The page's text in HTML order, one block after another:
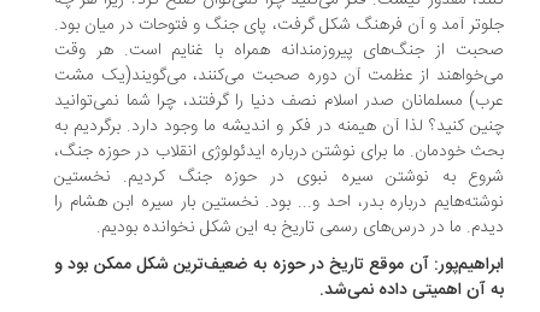
آمد و آن فرهنگ شکل گرفت، پای جنگ و فتوحات در میان بود.
از جنگ‌های پیروزمندانه همراه با غنایم است. هر وقت
از عظمت آن دوره صحبت می‌کنند، می‌گویند(یک مشت
مسلمانان صدر اسلام نصف دنیا را گرفتند، چرا شما نمی‌توانید
کنید؟ لذا آن هیمنه در فکر و اندیشه ما وجود دارد. برگردیم به
خودمان. ما برای نوشتن درباره ایدئولوژی انقلاب در حوزه جنگ،
به نوشتن سیره نبوی در حوزه جنگ کردیم. نخستین
درباره بدر، احد و... بود. نخستین بار سیره ابن هشام را
ما در درس‌های رسمی تاریخ به این شکل نخوانده بودیم.
آن موقع تاریخ در حوزه به ضعیف‌ترین شکل ممکن بود و
آن اهمیتی داده نمی‌شد.